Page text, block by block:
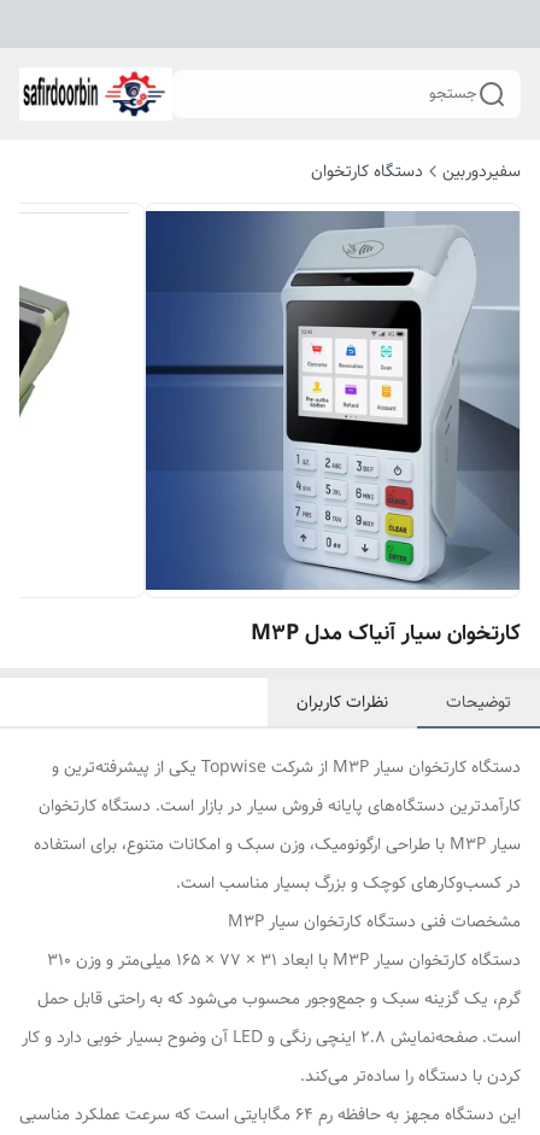
جستجو
سفیردوربین دستگاه کارتخوان
کارتخوان سیار آنیاک مدل M3P
توضیحات نظرات کاربران
دستگاه کارتخوان سیار M3P از شرکت Topwise یکی از پیشرفته‌ترین و
کارآمدترین دستگاه‌های پایانه فروش سیار در بازار است. دستگاه کارتخوان
سیار M3P با طراحی ارگونومیک، وزن سبک و امکانات متنوع، برای استفاده
در کسب‌وکارهای کوچک و بزرگ بسیار مناسب است.
مشخصات فنی دستگاه کارتخوان سیار M3P
دستگاه کارتخوان سیار M3P با ابعاد ۳۱ × ۷۷ × ۱۶۵ میلی‌متر و وزن ۳۱۰
گرم، یک گزینه سبک و جمع‌وجور محسوب می‌شود که به راحتی قابل حمل
است. صفحه‌نمایش ۲.۸ اینچی رنگی و LED آن وضوح بسیار خوبی دارد و کار
کردن با دستگاه را ساده‌تر می‌کند.
این دستگاه مجهز به حافظه رم ۶۴ مگابایتی است که سرعت عملکرد مناسبی